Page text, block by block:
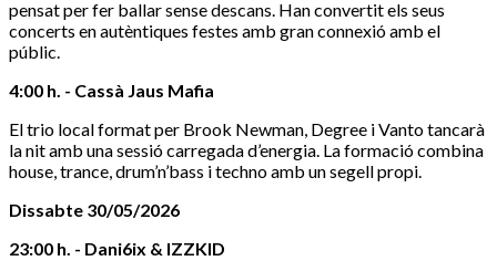
pensat per fer ballar sense descans. Han convertit els seus
concerts en autèntiques festes amb gran connexió amb el
públic.
4:00 h. - Cassà Jaus Mafia
El trio local format per Brook Newman, Degree i Vanto tancarà
la nit amb una sessió carregada d’energia. La formació combina
house, trance, drum’n’bass i techno amb un segell propi.
Dissabte 30/05/2026
23:00 h. - Dani6ix & IZZKID